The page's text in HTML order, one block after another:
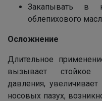
Закапывать в
облепихового
Осложнение
Длительное
вызывает стойкое
давления,
носовых пазух,